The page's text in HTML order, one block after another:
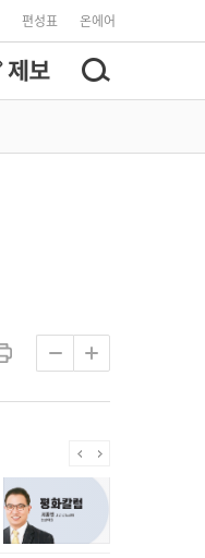
편성표 온에어